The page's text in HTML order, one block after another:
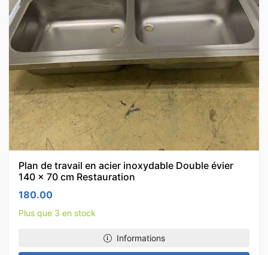
Plan de travail en acier inoxydable Double évier
140 x 70 cm Restauration
180.00
Plus que 3 en stock
Informations